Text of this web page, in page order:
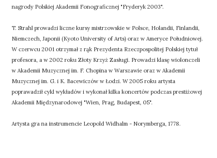
nagrody Polskiej Akademii Fonograficznej "Fryderyk 2003".
T. Strahl prowadzi liczne kursy mistrzowskie w Polsce, Holandii, Finlandii,
Niemczech, Japonii (Kyoto University of Arts) oraz w Ameryce Południowej.
W czerwcu 2001 otrzymał z rąk Prezydenta Rzeczpospolitej Polskiej tytuł
profesora, a w 2002 roku Złoty Krzyż Zasługi. Prowadzi klasę wiolonczeli
w Akademii Muzycznej im. F. Chopina w Warszawie oraz w Akademii
Muzycznej im. G. i K. Bacewiczów w Łodzi. W 2005 roku artysta
poprawadził cykl wykładów i wykonał kilka koncertów podczas prestiżowej
Akademii Międzynarodowej "Wien, Prag, Budapest, 05".
Artysta gra na instrumencie Leopold Widhalm - Norymberga, 1778.